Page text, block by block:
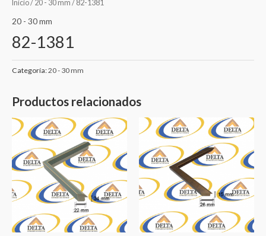
Inicio/ 20 - 30 mm / 82-1381
20 - 30 mm
82-1381
Categoría:20 - 30 mm
Productos relacionados